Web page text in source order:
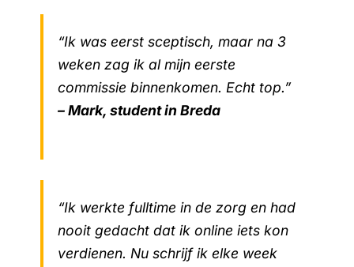
“Ik was eerst sceptisch, maar na 3
weken zag ik al mijn eerste
commissie binnenkomen. Echt top.”
– Mark, student in Breda
“Ik werkte fulltime in de zorg en had
nooit gedacht dat ik online iets kon
verdienen. Nu schrijf ik elke week